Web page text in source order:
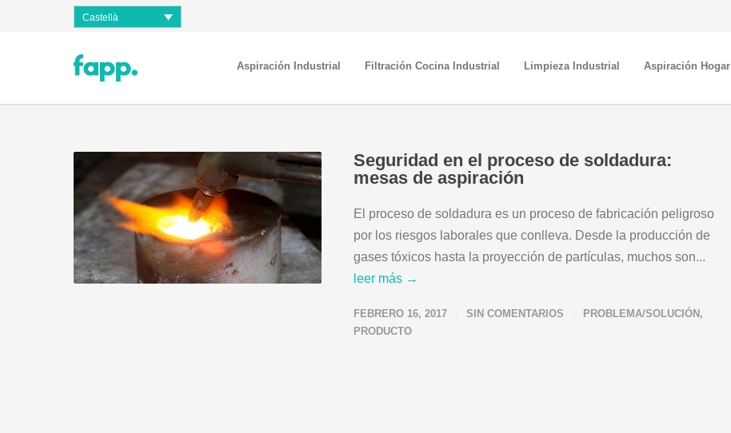
Castellà
Aspiración Industrial Filtración Cocina Industrial Limpieza Industrial Aspiración Hogar
Seguridad en el proceso de soldadura:
mesas de aspiración
El proceso de soldadura es un proceso de fabricación peligroso
por los riesgos laborales que conlleva. Desde la producción de
gases tóxicos hasta la proyección de partículas, muchos son...
leer más →
FEBRERO 16, 2017 SIN COMENTARIOS PROBLEMA/SOLUCIÓN ,
PRODUCTO